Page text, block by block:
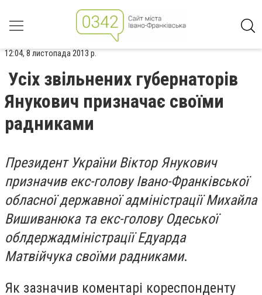
12:04, 8 листопада 2013 р.
Усіх звільнених губернаторів
Янукович призначає своїми
радниками
Президент України Віктор Янукович
призначив екс-голову Івано-Франківської
обласної державної адміністрації Михайла
Вишиванюка та екс-голову Одеської
облдержадміністрації Едуарда
Матвійчука своїми радниками.
Як зазначив коментарі кореспонденту